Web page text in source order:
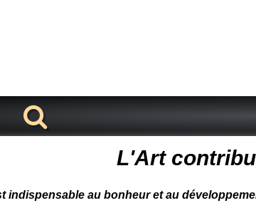
L'Art
indispensable au bonheur et au